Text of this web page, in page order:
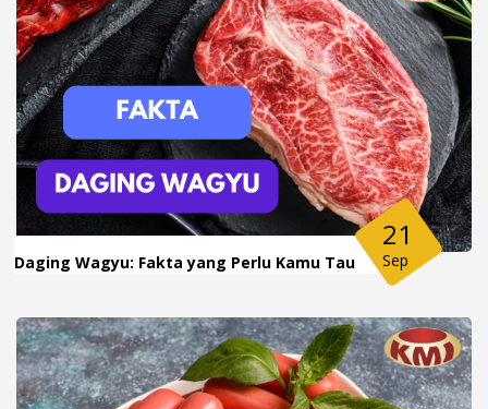
Daging Wagyu: Fakta yang Perlu Kamu Tau
21
Sep